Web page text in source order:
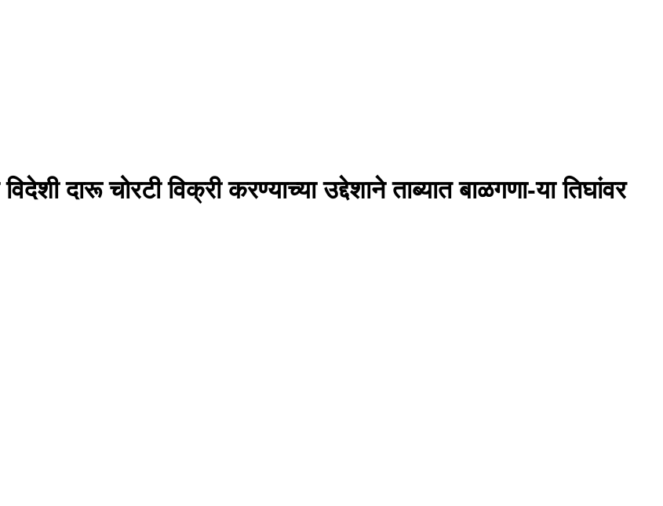
दारू चोरटी विक्री करण्याच्या उद्देशाने ताब्यात बाळगणा-या तिघांवर